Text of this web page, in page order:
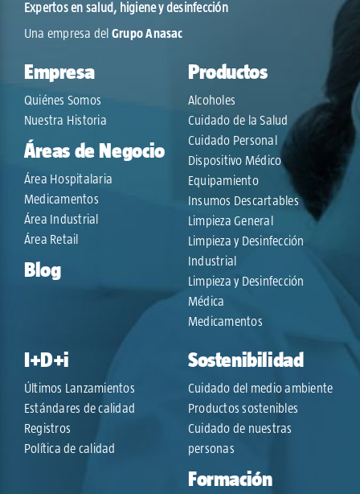
Expertos en salud, higiene y desinfección
Una empresa del Grupo Anasac
Empresa
Quiénes Somos
Nuestra Historia
Áreas de Negocio
Área Hospitalaria
Medicamentos
Área Industrial
Área Retail
Blog
Productos
Alcoholes
Cuidado de la Salud
Cuidado Personal
Dispositivo Médico
Equipamiento
Insumos Descartables
Limpieza General
Limpieza y Desinfección
Industrial
Limpieza y Desinfección
Médica
Medicamentos
I+D+i
Últimos Lanzamientos
Estándares de calidad
Registros
Política de calidad
Sostenibilidad
Cuidado del medio ambiente
Productos sostenibles
Cuidado de nuestras
personas
Formación